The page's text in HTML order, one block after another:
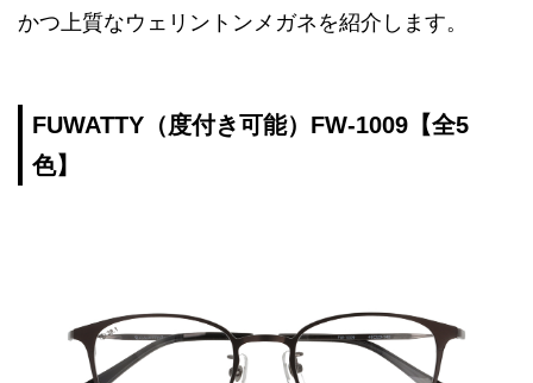
かつ上質なウェリントンメガネを紹介します。
FUWATTY（度付き可能）FW-1009【全5
色】